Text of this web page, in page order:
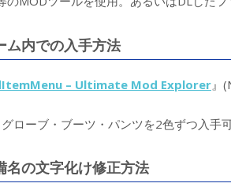
ム内での入手方法
– Ultimate Mod Explorer 』
ローブ・ブーツ・パンツを2色ずつ入手
名の文字化け修正方法